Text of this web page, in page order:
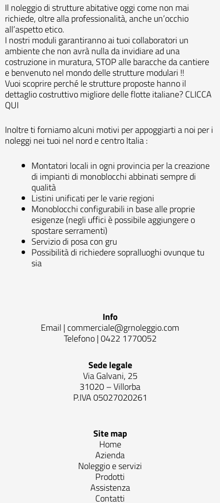
Il noleggio di strutture abitative oggi come non mai
richiede, oltre alla professionalità, anche un’occhio
all’aspetto etico.
I nostri moduli garantiranno ai tuoi collaboratori un
ambiente che non avrà nulla da invidiare ad una
costruzione in muratura, STOP alle baracche da cantiere
e benvenuto nel mondo delle strutture modulari !!
Vuoi scoprire perché le strutture proposte hanno il
dettaglio costruttivo migliore delle flotte italiane?CLICCA
QUI
Inoltre ti forniamo alcuni motivi per appoggiarti a noi per i
noleggi nei tuoi nel nord e centro Italia :
Montatori locali in ogni provincia per la creazione
di impianti di monoblocchi abbinati sempre di
qualità
Listini unificati per le varie regioni
Monoblocchi configurabili in base alle proprie
esigenze (negli uffici è possibile aggiungere o
spostare serramenti)
Servizio di posa con gru
Possibilità di richiedere sopralluoghi ovunque tu
sia
Info
Email | commerciale@grnoleggio.com
Telefono |0422 1770052
Sede legale
Via Galvani, 25
31020 – Villorba
P.IVA 05027020261
Site map
Home
Azienda
Noleggio e servizi
Prodotti
Assistenza
Contatti